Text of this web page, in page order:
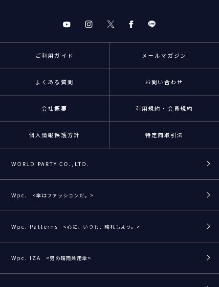
ご利用ガイド メールマガジン
よくある質問 お問い合わせ
会社概要 利用規約・会員規約
個人情報保護方針 特定商取引法
WORLD PARTY CO.,LTD.
Wpc. <傘はファッションだ。>
Wpc. Patterns <心に、いつも、晴れもよう。>
Wpc. IZA <男の晴雨兼用傘>